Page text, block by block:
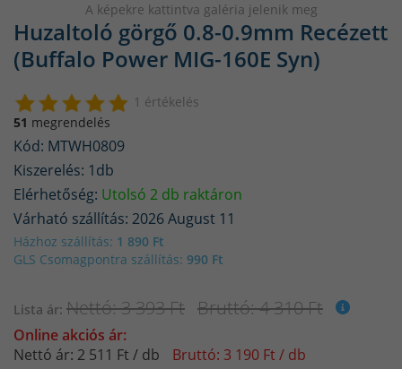
A képekre kattintva galéria jelenik meg
Huzaltoló görgő 0.8-0.9mm Recézett
(Buffalo Power MIG-160E Syn)
1 értékelés
51 megrendelés
Kód: MTWH0809
Kiszerelés: 1db
Elérhetőség: Utolsó 2 db raktáron
Várható szállítás: 2026 August 11
Házhoz szállítás: 1 890 Ft
GLS Csomagpontra szállítás: 990 Ft
Lista ár: Nettó: 3 393 Ft Bruttó: 4 310 Ft
Online akciós ár:
Nettó ár: 2 511 Ft / db
Bruttó: 3 190 Ft / db